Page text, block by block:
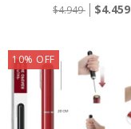
$4.949 $4.459
10% OFF